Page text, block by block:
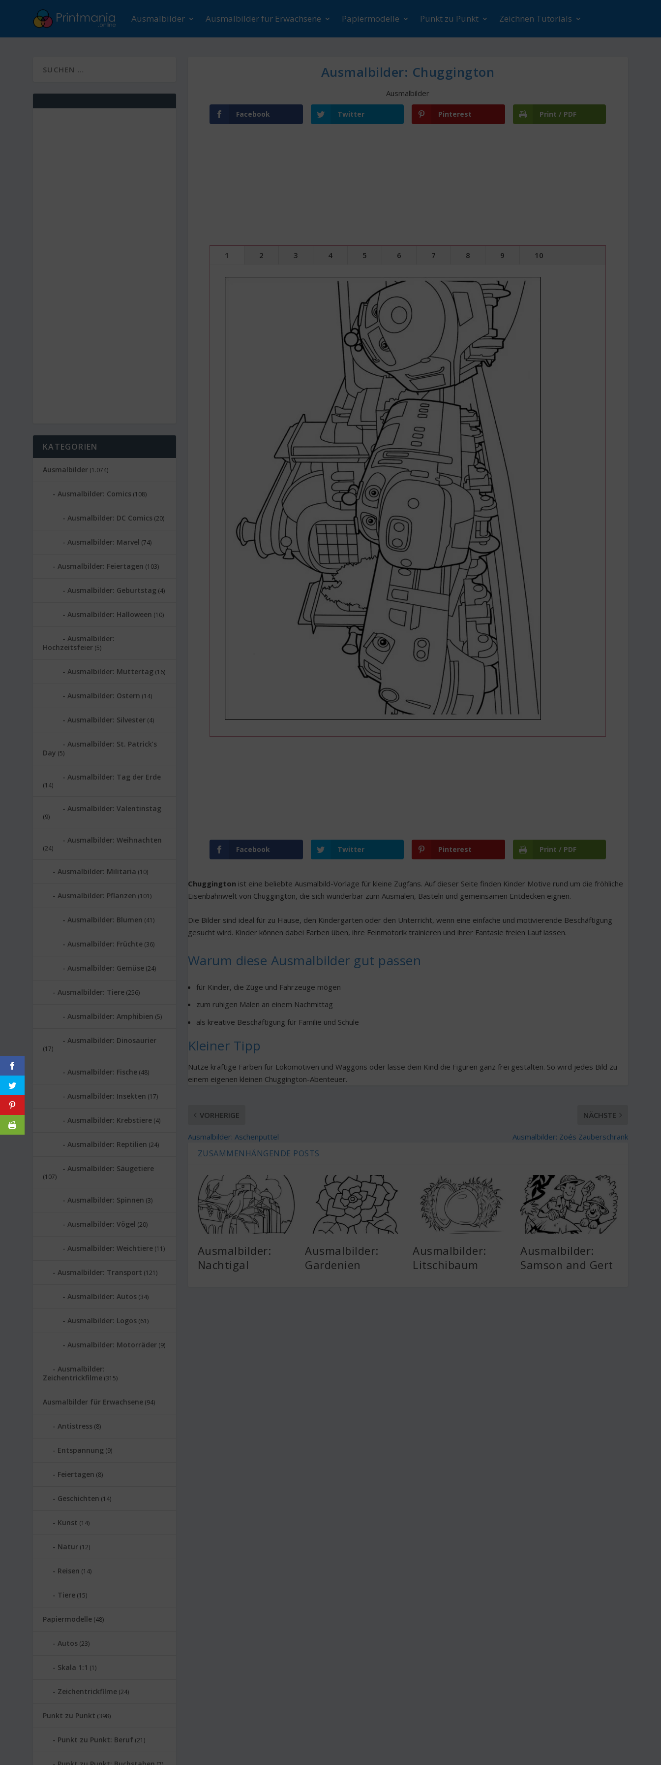
Ausmalbilder Ausmalbilder für Erwachsene Papiermodelle Punkt zu Punkt Zeichnen Tutorials
Ausmalbilder: Chuggington
Ausmalbilder
Facebook Twitter Pinterest Print / PDF
1 2 3 4 5 6 7 8 9 10
Facebook Twitter Pinterest Print / PDF
Chuggington ist eine beliebte Ausmalbild-Vorlage für kleine Zugfans. Auf dieser Seite finden Kinder Motive rund um die fröhliche
Eisenbahnwelt von Chuggington, die sich wunderbar zum Ausmalen, Basteln und gemeinsamen Entdecken eignen.
Die Bilder sind ideal für zu Hause, den Kindergarten oder den Unterricht, wenn eine einfache und motivierende Beschäftigung
gesucht wird. Kinder können dabei Farben üben, ihre Feinmotorik trainieren und ihrer Fantasie freien Lauf lassen.
Warum diese Ausmalbilder gut passen
für Kinder, die Züge und Fahrzeuge mögen
zum ruhigen Malen an einem Nachmittag
als kreative Beschäftigung für Familie und Schule
Kleiner Tipp
Nutze kräftige Farben für Lokomotiven und Waggons oder lasse dein Kind die Figuren ganz frei gestalten. So wird jedes Bild zu
einem eigenen kleinen Chuggington-Abenteuer.
VORHERIGE
Ausmalbilder: Aschenputtel
NÄCHSTE
Ausmalbilder: Zoés Zauberschrank
ZUSAMMENHÄNGENDE POSTS
Ausmalbilder:
Nachtigal
Ausmalbilder:
Gardenien
Ausmalbilder:
Litschibaum
Ausmalbilder:
Samson and Gert
KATEGORIEN
Ausmalbilder (1.074)
Ausmalbilder: Comics (108)
Ausmalbilder: DC Comics (20)
Ausmalbilder: Marvel (74)
Ausmalbilder: Feiertagen (103)
Ausmalbilder: Geburtstag (4)
Ausmalbilder: Halloween (10)
Ausmalbilder:
Hochzeitsfeier (5)
Ausmalbilder: Muttertag (16)
Ausmalbilder: Ostern (14)
Ausmalbilder: Silvester (4)
Ausmalbilder: St. Patrick’s
Day (5)
Ausmalbilder: Tag der Erde
(14)
Ausmalbilder: Valentinstag
(9)
Ausmalbilder: Weihnachten
(24)
Ausmalbilder: Militaria (10)
Ausmalbilder: Pflanzen (101)
Ausmalbilder: Blumen (41)
Ausmalbilder: Früchte (36)
Ausmalbilder: Gemüse (24)
Ausmalbilder: Tiere (256)
Ausmalbilder: Amphibien (5)
Ausmalbilder: Dinosaurier
(17)
Ausmalbilder: Fische (48)
Ausmalbilder: Insekten (17)
Ausmalbilder: Krebstiere (4)
Ausmalbilder: Reptilien (24)
Ausmalbilder: Säugetiere
(107)
Ausmalbilder: Spinnen (3)
Ausmalbilder: Vögel (20)
Ausmalbilder: Weichtiere (11)
Ausmalbilder: Transport (121)
Ausmalbilder: Autos (34)
Ausmalbilder: Logos (61)
Ausmalbilder: Motorräder (9)
Ausmalbilder:
Zeichentrickfilme (315)
Ausmalbilder für Erwachsene (94)
Antistress (8)
Entspannung (9)
Feiertagen (8)
Geschichten (14)
Kunst (14)
Natur (12)
Reisen (14)
Tiere (15)
Papiermodelle (48)
Autos (23)
Skala 1:1 (1)
Zeichentrickfilme (24)
Punkt zu Punkt (398)
Punkt zu Punkt: Beruf (21)